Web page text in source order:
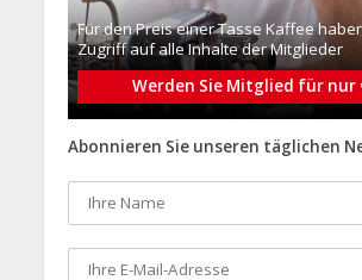
Für den Preis einer Tasse Kaffee
Zugriff auf alle Inhalte der Mitglieder
Werden Sie Mitglied für nur
Abonnieren Sie unseren täglichen